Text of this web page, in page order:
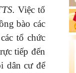
Việc tổ
bào các
tổ chức
tiếp đến
dân cư để